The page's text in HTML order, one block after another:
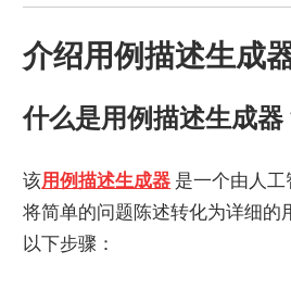
介绍用例描述生成
什么是用例描述生成器
该用例描述生成器 是一个由人
将简单的问题陈述转化为详细的
以下步骤：